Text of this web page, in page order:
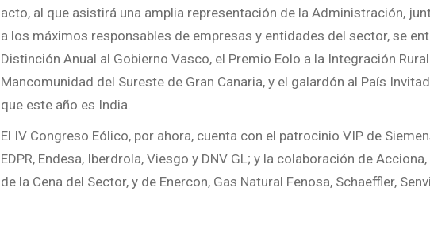
acto, al que asistirá una amplia representación de la Administración,
a los máximos responsables de empresas y entidades del sector, se
Distinción Anual al Gobierno Vasco, el Premio Eolo a la Integración
Mancomunidad del Sureste de Gran Canaria, y el galardón al País
que este año es India.
El IV Congreso Eólico, por ahora, cuenta con el patrocinio VIP de
EDPR, Endesa, Iberdrola, Viesgo y DNV GL; y la colaboración de
de la Cena del Sector, y de Enercon, Gas Natural Fenosa, Schaeffler,